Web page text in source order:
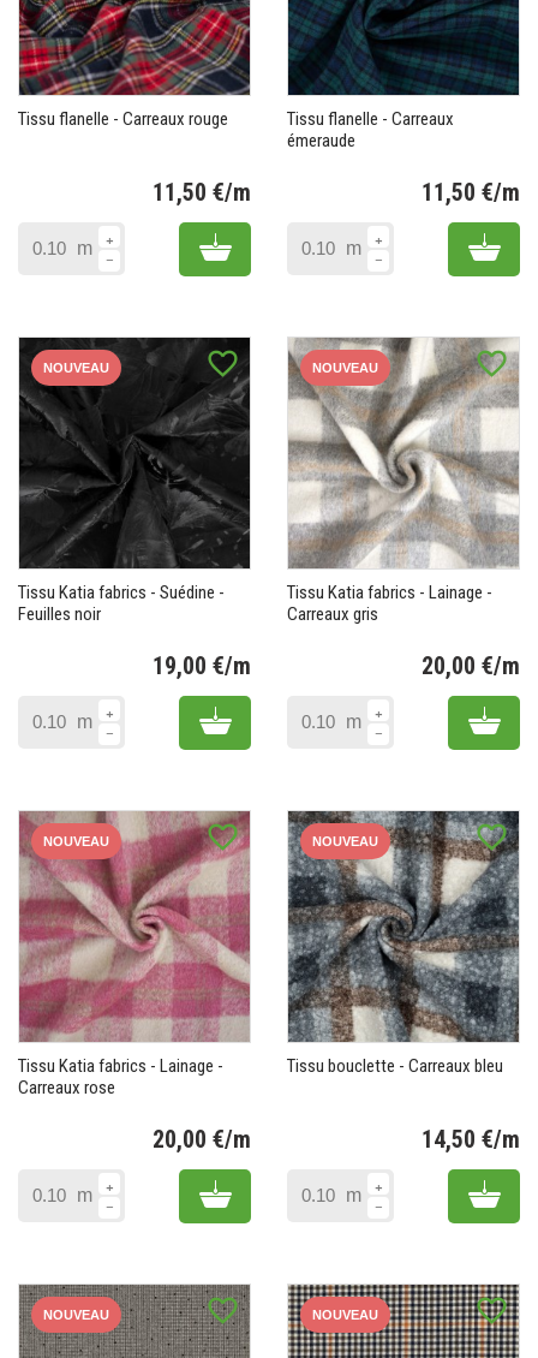
Tissu flanelle - Carreaux rouge
11,50 €/m
m Add to cart
Tissu flanelle - Carreaux
émeraude
11,50 €/m
m Add
favorite_border
NOUVEAU
Tissu Katia fabrics - Suédine -
Feuilles noir
19,00 €/m
m Add to cart
favorite_border
NOUVEAU
Tissu Katia fabrics - Lainage -
Carreaux gris
20,00 €/m
m Add
favorite_border
NOUVEAU
Tissu Katia fabrics - Lainage -
Carreaux rose
20,00 €/m
m Add to cart
favorite_border
NOUVEAU
Tissu bouclette - Carreaux bleu
14,50 €/m
m Add
favorite_border
NOUVEAU favorite_border
NOUVEAU